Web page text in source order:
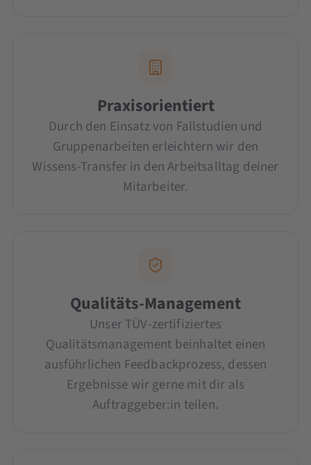
Praxisorientiert
Durch den Einsatz von Fallstudien und
Gruppenarbeiten erleichtern wir den
Wissens-Transfer in den Arbeitsalltag deiner
Mitarbeiter.
Qualitäts-Management
Unser TÜV-zertifiziertes
Qualitätsmanagement beinhaltet einen
ausführlichen Feedbackprozess, dessen
Ergebnisse wir gerne mit dir als
Auftraggeber:in teilen.